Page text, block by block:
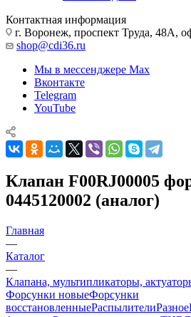
Контактная информация
г. Воронеж, проспект Труда, 48А,
shop@cdi36.ru
Мы в мессенджере Max
Вконтакте
Telegram
YouTube
Клапан F00RJ00005
0445120002 (аналог)
Главная
—
Каталог
—
Клапана, мультипликаторы,
Форсунки новыеФорсунки
восстановленныеРаспылителиРазное